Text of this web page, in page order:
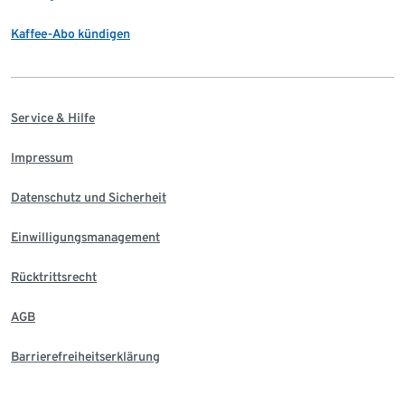
Kaffee-Abo kündigen
Service & Hilfe
Impressum
Datenschutz und Sicherheit
Einwilligungsmanagement
Rücktrittsrecht
AGB
Barrierefreiheitserklärung